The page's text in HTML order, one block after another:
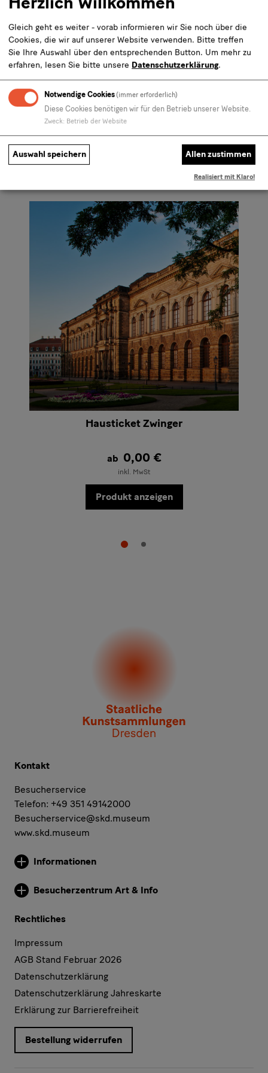
Weitere Preiskategorien buchbar über den
Besucherservice.
Andere Kunden kauften auch
Karusell
Slider
Folie
Hausticket Zwinger
ab 0,00 €
inkl. MwSt
Produkt anzeigen
Kontakt
Besucherservice
Telefon: +49 351 49142000
Besucherservice@skd.museum
www.skd.museum
Weitere Informationen
Informationen
Weitere Informationen
Besucherzentrum Art & Info
Rechtliches
Impressum
AGB Stand Februar 2026
Datenschutzerklärung
Datenschutzerklärung Jahreskarte
Erklärung zur Barrierefreiheit
Bestellung widerrufen
Gleich geht es weiter - vorab informieren wir Sie noch über die
Cookies, die wir auf unserer Website verwenden. Bitte treffen
Sie Ihre Auswahl über den entsprechenden Button. Um mehr zu
erfahren, lesen Sie bitte unsere Datenschutzerklärung.
Notwendige Cookies(immer erforderlich)
Diese Cookies benötigen wir für den Betrieb unserer Website.
Zweck: Betrieb der Website
Auswahl speichern Allen zustimmen
Realisiert mit Klaro!